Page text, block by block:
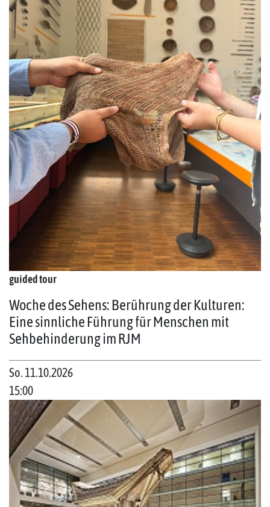
guided tour
Woche des Sehens: Berührung der Kulturen:
Eine sinnliche Führung für Menschen mit
Sehbehinderung im RJM
So. 11.10.2026
15:00